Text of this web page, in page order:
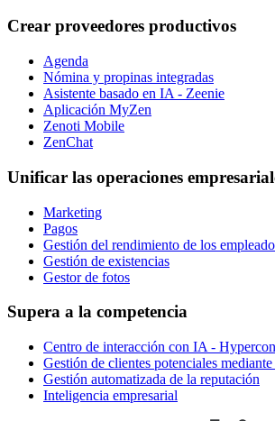
Crear proveedores productivos
Agenda
Nómina y propinas integradas
Asistente basado en IA - Zeenie
Aplicación MyZen
Zenoti Mobile
ZenChat
Unificar las operaciones
Marketing
Pagos
Gestión del rendimiento de los
Gestión de existencias
Gestor de fotos
Supera a la competencia
Centro de interacción con IA -
Gestión de clientes potenciales
Gestión automatizada de la reputación
Inteligencia empresarial